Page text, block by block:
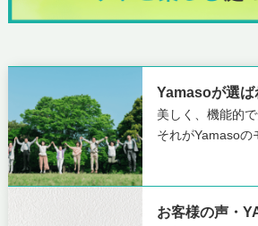
Yamasoが選
美しく、機能的
それがYamasoの
お客様の声・